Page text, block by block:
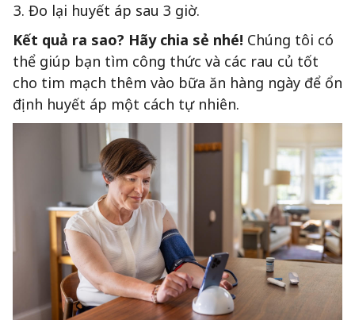
Đo lại huyết áp sau 3 giờ.
Kết quả ra sao? Hãy chia sẻ nhé! Chúng tôi có
thể giúp bạn tìm công thức và các rau củ tốt
cho tim mạch thêm vào bữa ăn hàng ngày để ổn
định huyết áp một cách tự nhiên.